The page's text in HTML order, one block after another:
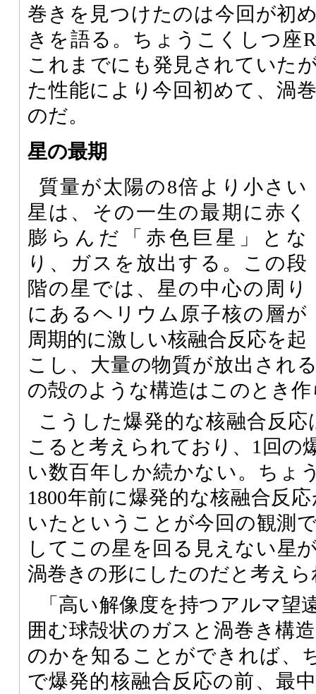
巻きを見つけたのは今回が初
きを語る。ちょうこくしつ座
これまでにも発見されていた
た性能により今回初めて、渦
のだ。
星の最期
質量が太陽の8倍より小さい
星は、その一生の最期に赤く
膨らんだ「赤色巨星」とな
り、ガスを放出する。この段
階の星では、星の中心の周り
にあるヘリウム原子核の層が
周期的に激しい核融合反応を起
こし、大量の物質が放出され
の殻のような構造はこのとき
こうした爆発的な核融合反応
こると考えられており、1回の
い数百年しか続かない。ちょ
1800年前に爆発的な核融合反
いたということが今回の観測
してこの星を回る見えない星
渦巻きの形にしたのだと考え
「高い解像度を持つアルマ望
囲む球殻状のガスと渦巻き構
のかを知ることができれば、
で爆発的核融合反応の前、最